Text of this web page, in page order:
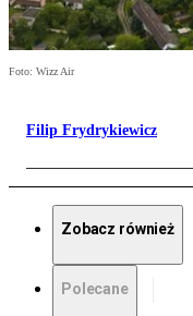
Foto: Wizz Air
Filip Frydrykiewicz
Zobacz również
Polecane